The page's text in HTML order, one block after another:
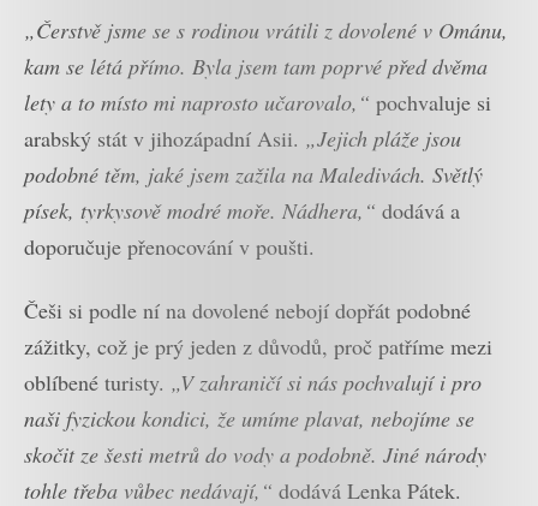
„Čerstvě jsme se s rodinou vrátili z dovolené v Ománu,
kam se létá přímo. Byla jsem tam poprvé před dvěma
lety a to místo mi naprosto učarovalo,“ pochvaluje si
arabský stát v jihozápadní Asii. „Jejich pláže jsou
podobné těm, jaké jsem zažila na Maledivách. Světlý
písek, tyrkysově modré moře. Nádhera,“ dodává a
doporučuje přenocování v poušti.
Češi si podle ní na dovolené nebojí dopřát podobné
zážitky, což je prý jeden z důvodů, proč patříme mezi
oblíbené turisty. „V zahraničí si nás pochvalují i pro
naši fyzickou kondici, že umíme plavat, nebojíme se
skočit ze šesti metrů do vody a podobně. Jiné národy
tohle třeba vůbec nedávají,“ dodává Lenka Pátek.